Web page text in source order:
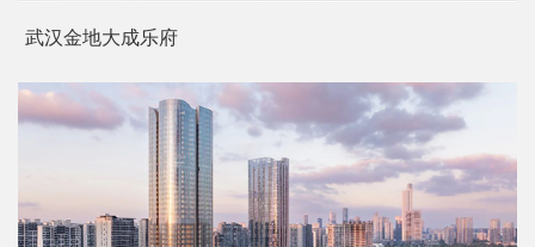
武汉金地大成乐府